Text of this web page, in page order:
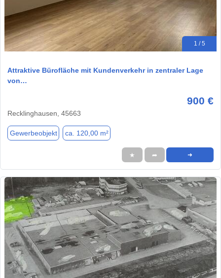
1 / 5
Attraktive Bürofläche mit Kundenverkehr in zentraler Lage
von…
900 €
Recklinghausen, 45663
Gewerbeobjekt ca. 120,00 m²
★ ➦ ➜